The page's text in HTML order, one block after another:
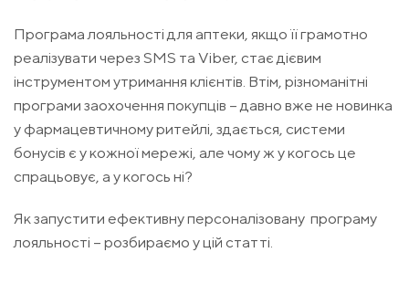
Програма лояльності для аптеки, якщо її грамотно
реалізувати через SMS та Viber, стає дієвим
інструментом утримання клієнтів. Втім, різноманітні
програми заохочення покупців – давно вже не новинка
у фармацевтичному ритейлі, здається, системи
бонусів є у кожної мережі, але чому ж у когось це
спрацьовує, а у когось ні?
Як запустити ефективну персоналізовану програму
лояльності – розбираємо у цій статті.